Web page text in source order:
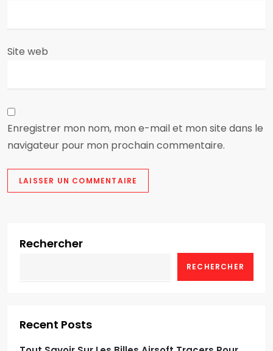
Site web
Enregistrer mon nom, mon e-mail et mon site dans le
navigateur pour mon prochain commentaire.
Rechercher
RECHERCHER
Recent Posts